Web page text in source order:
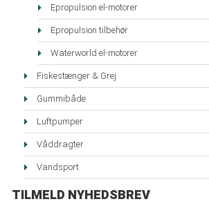
Epropulsion el-motorer
Epropulsion tilbehør
Waterworld el-motorer
Fiskestænger & Grej
Gummibåde
Luftpumper
Våddragter
Vandsport
TILMELD NYHEDSBREV